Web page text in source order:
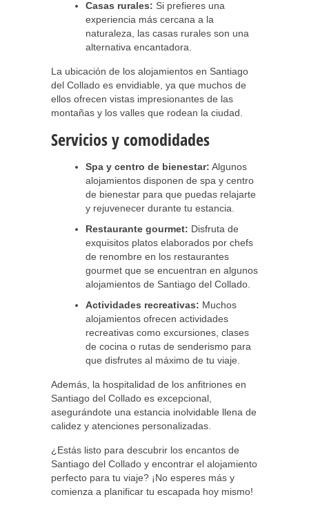
Casas rurales: Si prefieres una
experiencia más cercana a la
naturaleza, las casas rurales son una
alternativa encantadora.
La ubicación de los alojamientos en Santiago
del Collado es envidiable, ya que muchos de
ellos ofrecen vistas impresionantes de las
montañas y los valles que rodean la ciudad.
Servicios y comodidades
Spa y centro de bienestar: Algunos
alojamientos disponen de spa y centro
de bienestar para que puedas relajarte
y rejuvenecer durante tu estancia.
Restaurante gourmet: Disfruta de
exquisitos platos elaborados por chefs
de renombre en los restaurantes
gourmet que se encuentran en algunos
alojamientos de Santiago del Collado.
Actividades recreativas: Muchos
alojamientos ofrecen actividades
recreativas como excursiones, clases
de cocina o rutas de senderismo para
que disfrutes al máximo de tu viaje.
Además, la hospitalidad de los anfitriones en
Santiago del Collado es excepcional,
asegurándote una estancia inolvidable llena de
calidez y atenciones personalizadas.
¿Estás listo para descubrir los encantos de
Santiago del Collado y encontrar el alojamiento
perfecto para tu viaje? ¡No esperes más y
comienza a planificar tu escapada hoy mismo!